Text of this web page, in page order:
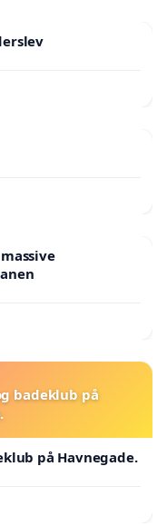
badeklub på
på Havnegade.